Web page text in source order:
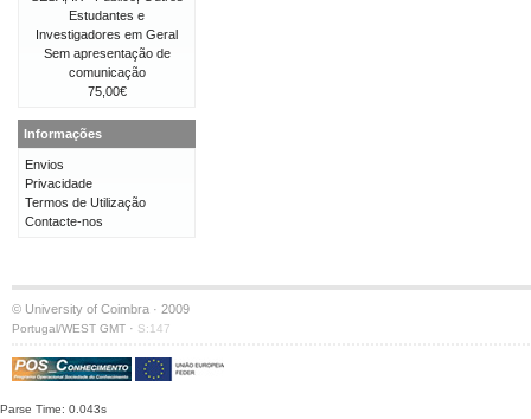
Estudantes e
Investigadores em Geral
Sem apresentação de
comunicação
75,00€
Informações
Envios
Privacidade
Termos de Utilização
Contacte-nos
© University of Coimbra · 2009
Portugal/WEST GMT · S:147
Parse Time: 0.043s